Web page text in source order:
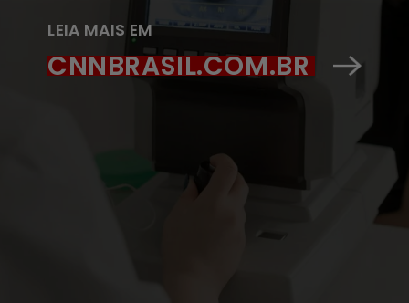
LEIA MAIS EM
CNNBRASIL.COM.BR